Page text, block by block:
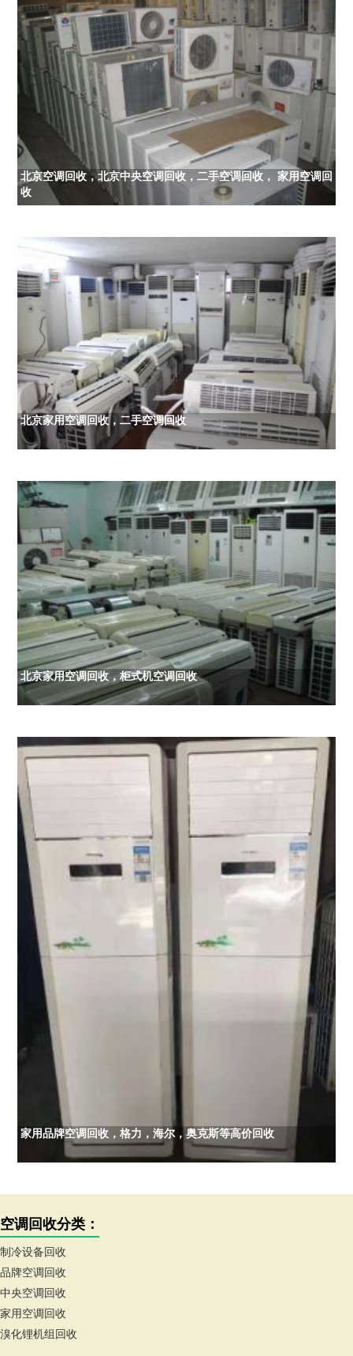
北京空调回收，北京中央空调回收，二手空调回收， 家用空调回
收
北京家用空调回收，二手空调回收
北京家用空调回收，柜式机空调回收
家用品牌空调回收，格力，海尔，奥克斯等高价回收
空调回收分类：
制冷设备回收
品牌空调回收
中央空调回收
家用空调回收
溴化锂机组回收